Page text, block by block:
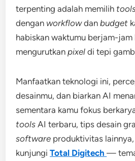
terpenting adalah memilih
dengan workflowdanbudget
habiskan waktumu berjam-jam
mengurutkanpixel di tepi
Manfaatkan teknologi ini,
desainmu, dan biarkan AI
sementara kamu fokus
tools AI terbaru, tips desain
software produktivitas
kunjungiTotal Digitech —